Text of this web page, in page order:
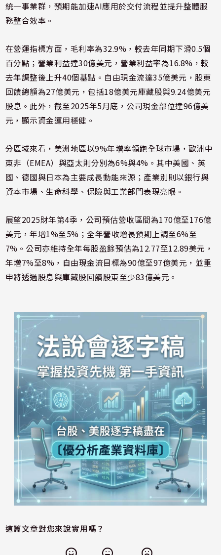
統一事業群，預期能加速AI應用於交付流程並提升整體服
務整合效率。
在營運指標方面，毛利率為32.9%，較去年同期下滑0.5個
百分點；營業利益達30億美元，營業利益率為16.8%，較
去年調整後上升40個基點。自由現金流達35億美元，股東
回饋總額為27億美元，包括18億美元庫藏股與9.24億美元
股息。此外，截至2025年5月底，公司現金部位達96億美
元，顯示資金運用穩健。
分區域來看，美洲地區以9%年增率領跑全球市場，歐洲中
東非（EMEA）與亞太則分別為6%與4%。其中美國、英
國、德國與日本為主要成長動能來源；產業別則以銀行與
資本市場、生命科學、保險與工業部門表現亮眼。
展望2025財年第4季，公司預估營收區間為170億至176億
美元，年增1%至5%；全年營收增長預期上調至6%至
7%。公司亦維持全年每股盈餘預估為12.77至12.89美元，
年增7%至8%，自由現金流目標為90億至97億美元，並重
申將透過股息與庫藏股回饋股東至少83億美元。
這篇文章對您來說實用嗎？